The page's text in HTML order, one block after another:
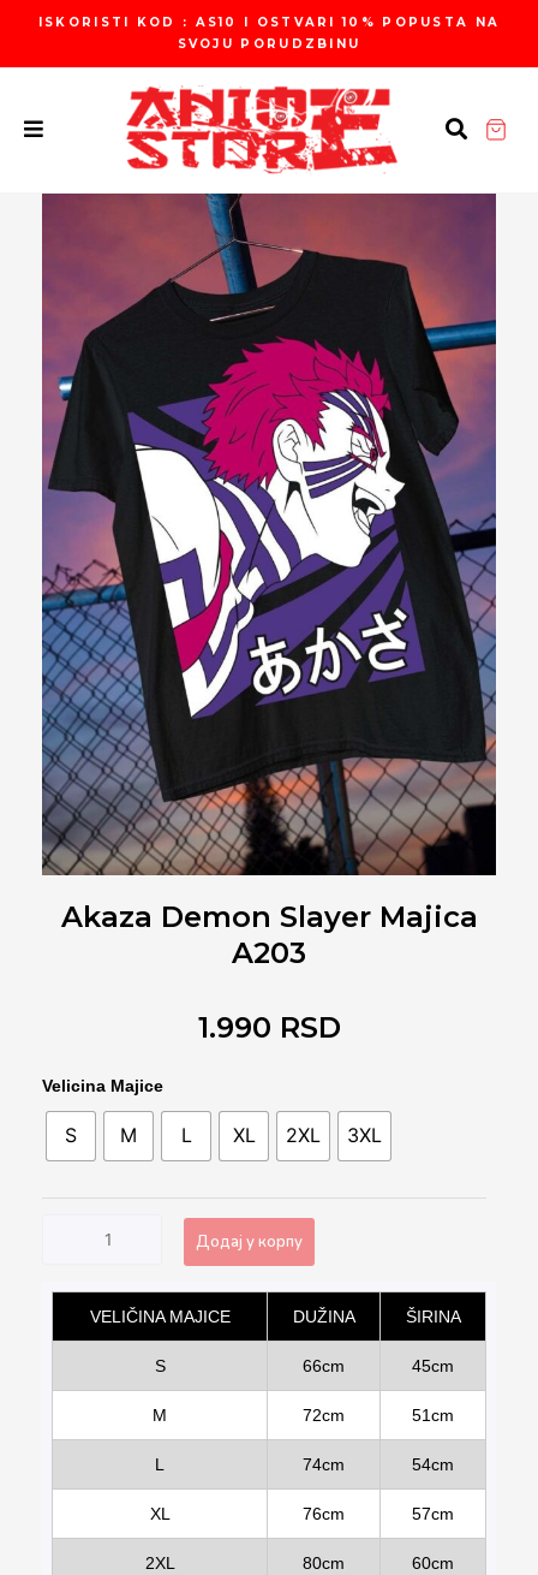
садржај
ISKORISTI KOD : AS10 I OSTVARI 10% POPUSTA NA
SVOJU PORUDZBINU
Akaza Demon Slayer Majica
A203
1.990 RSD
Velicina Majice
S M L XL 2XL 3XL
Akaza
Demon
Slayer
Majica
Додај у корпу
Alternative:
VELIČINA MAJICE
DUŽINA ŠIRINA
S 66cm 45cm
M 72cm 51cm
L 74cm 54cm
XL 76cm 57cm
2XL 80cm 60cm